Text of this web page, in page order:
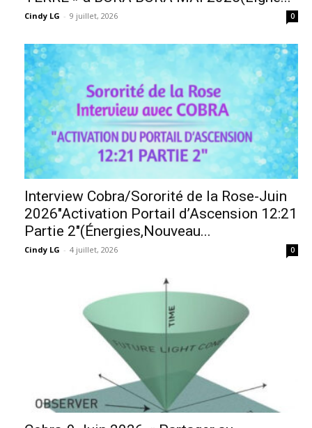
Cindy LG - 9 juillet, 2026 0
Interview Cobra/Sororité de la Rose-Juin
2026″Activation Portail d’Ascension 12:21
Partie 2″(Énergies,Nouveau...
Cindy LG - 4 juillet, 2026 0